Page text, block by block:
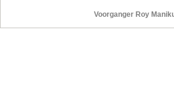
Voorganger Roy